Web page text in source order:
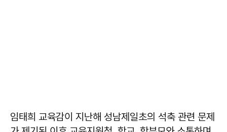
임태희 교육감이 지난해 성남제일초의 석축 관련 문제